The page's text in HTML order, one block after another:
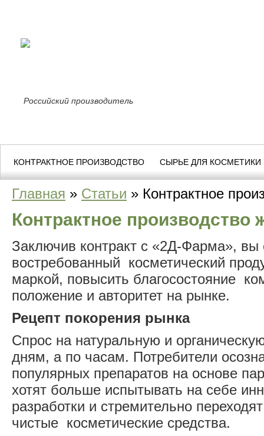
Российский производитель
КОНТРАКТНОЕ ПРОИЗВОДСТВО СЫРЬЕ ДЛЯ КОСМЕТИКИ
Главная » Статьи » Контрактное
Контрактное производство
Заключив контракт с «2Д-Фарма», вы
востребованный косметический
маркой, повысить благосостояние
положение и авторитет на рынке.
Рецепт покорения рынка
Спрос на натуральную и
дням, а по часам. Потребители
популярных препаратов на основе
хотят больше испытывать на себе
разработки и стремительно
чистые косметические средства.